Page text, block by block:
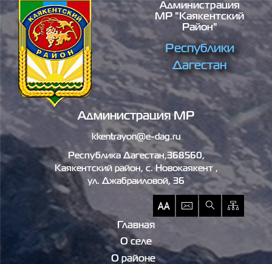
Перейти к основному содержаниюАдминистрация
МР "Каякентский
Район"
Республики
Дагестан
Администрация МР
kkentrayon@e-dag.ru
Республика Дагестан,368560,
Каякентский район, c. Новокаякент ,
ул. Джабраиловой, 36
Главная
О селе
О районе